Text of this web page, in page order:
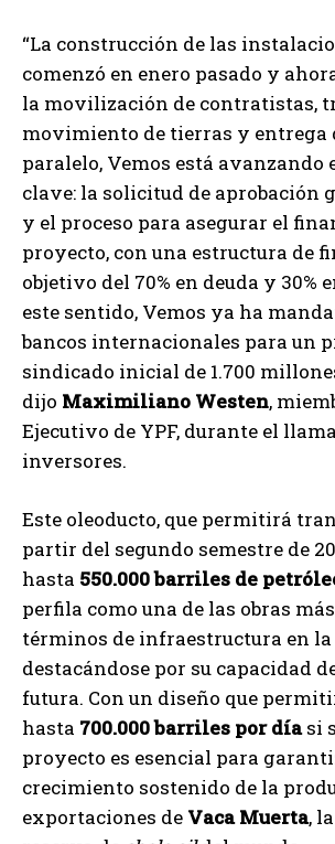
“La construcción de las
comenzó en enero pasado y
la movilización de contratistas,
movimiento de tierras y entrega
paralelo, Vemos está avanzando
clave: la solicitud de aprobación
y el proceso para asegurar el
proyecto, con una estructura de
objetivo del 70% en deuda y 30%
este sentido, Vemos ya ha
bancos internacionales para un
sindicado inicial de 1.700
dijo Maximiliano Westen,
Ejecutivo de YPF, durante el
inversores.
Este oleoducto, que permitirá
partir del segundo semestre de
hasta 550.000 barriles de
perfila como una de las obras
términos de infraestructura en
destacándose por su capacidad
futura. Con un diseño que
hasta 700.000 barriles por díasi
proyecto es esencial para
crecimiento sostenido de la
exportaciones de Vaca Muerta,